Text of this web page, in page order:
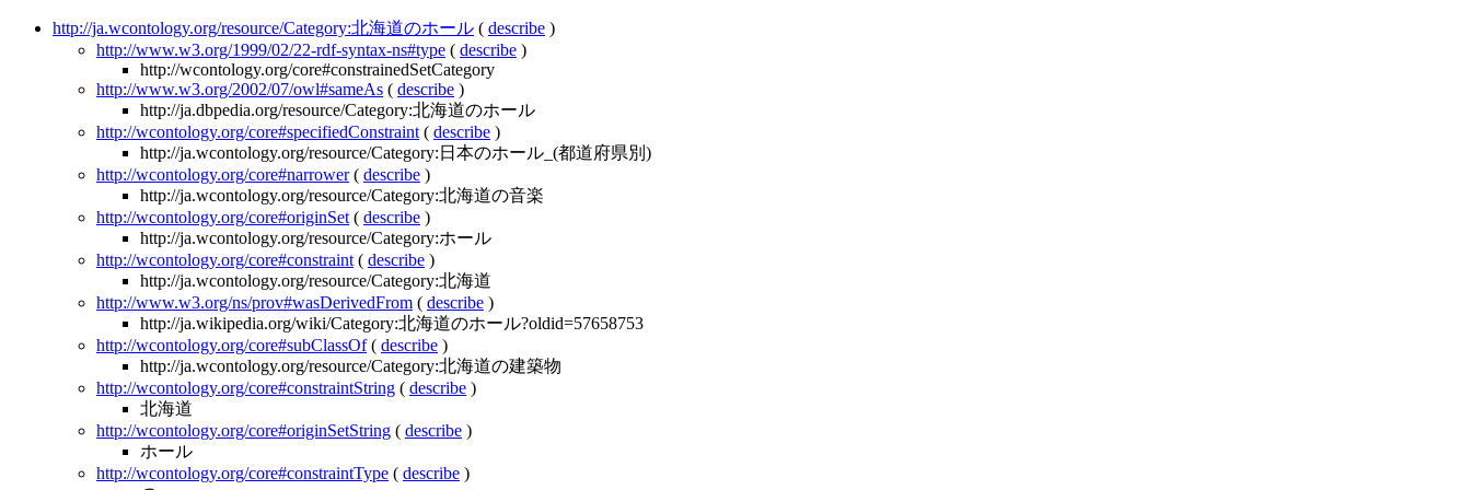
http://ja.wcontology.org/resource/Category:北海道のホール ( describe )
http://www.w3.org/1999/02/22-rdf-syntax-ns#type ( describe )
http://wcontology.org/core#constrainedSetCategory
http://www.w3.org/2002/07/owl#sameAs ( describe )
http://ja.dbpedia.org/resource/Category:北海道のホール
http://wcontology.org/core#specifiedConstraint ( describe )
http://ja.wcontology.org/resource/Category:日本のホール_(都道府県別)
http://wcontology.org/core#narrower( describe )
http://ja.wcontology.org/resource/Category:北海道の音楽
http://wcontology.org/core#originSet ( describe )
http://ja.wcontology.org/resource/Category:ホール
http://wcontology.org/core#constraint ( describe )
http://ja.wcontology.org/resource/Category:北海道
http://www.w3.org/ns/prov#wasDerivedFrom ( describe )
http://ja.wikipedia.org/wiki/Category:北海道のホール?oldid=57658753
http://wcontology.org/core#subClassOf( describe )
http://ja.wcontology.org/resource/Category:北海道の建築物
http://wcontology.org/core#constraintString ( describe )
北海道
http://wcontology.org/core#originSetString ( describe )
ホール
http://wcontology.org/core#constraintType ( describe )